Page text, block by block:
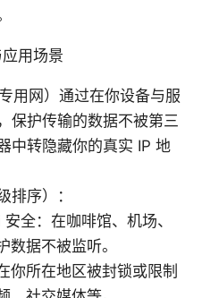
用场景
用网）通过在你设备与服
保护传输的数据不被第三
中转隐藏你的真实 IP 地
排序）：
全：在咖啡馆、机场、
数据不被监听。
你所在地区被封锁或限制